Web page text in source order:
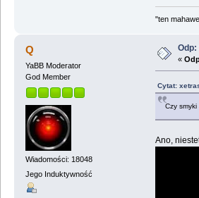
"ten
Q
YaBB Moderator
God Member
Wiadomości: 18048
Jego Induktywność
Odp:
«
Cytat:
Czy
Ano,